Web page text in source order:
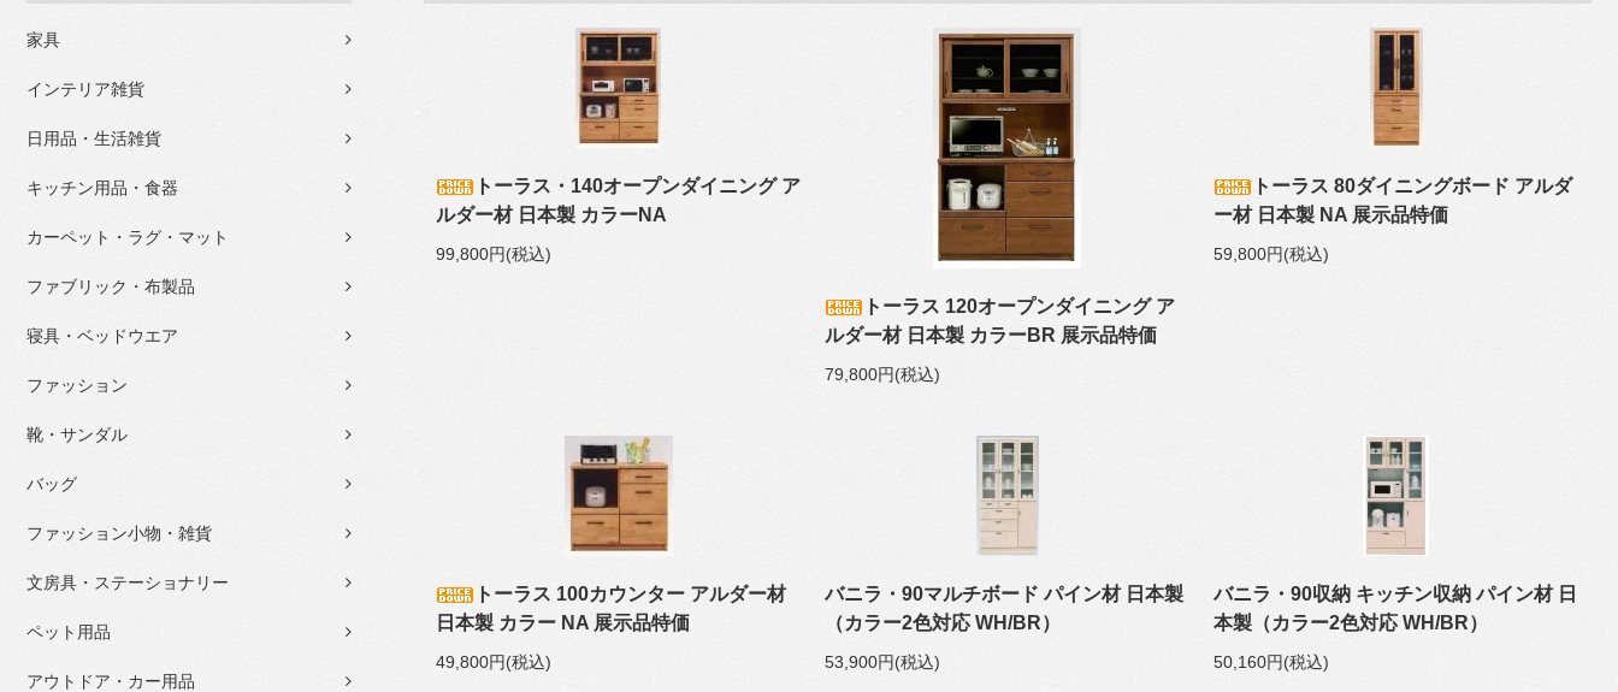
家具
インテリア雑貨
日用品・生活雑貨
キッチン用品・食器
カーペット・ラグ・マット
ファブリック・布製品
寝具・ベッドウエア
ファッション
靴・サンダル
バッグ
ファッション小物・雑貨
文房具・ステーショナリー
ペット用品
アウトドア・カー用品
トーラス・140オープンダイニング ア
ルダー材 日本製 カラーNA
99,800円(税込)
トーラス 120オープンダイニング ア
ルダー材 日本製 カラーBR 展示品特価
79,800円(税込)
トーラス 80ダイニングボード アルダ
ー材 日本製 NA 展示品特価
59,800円(税込)
トーラス 100カウンター アルダー材
日本製 カラー NA 展示品特価
49,800円(税込)
バニラ・90マルチボード パイン材 日本製
（カラー2色対応 WH/BR）
53,900円(税込)
バニラ・90収納 キッチン収納 パイン材 日
本製（カラー2色対応 WH/BR）
50,160円(税込)